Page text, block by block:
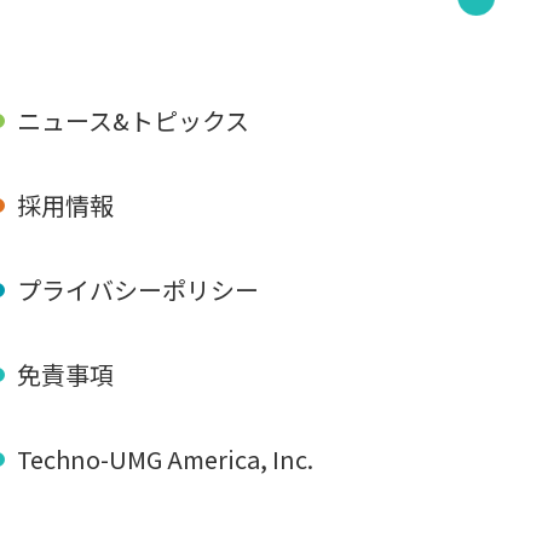
ニュース&トピックス
採用情報
プライバシーポリシー
免責事項
Techno-UMG America, Inc.